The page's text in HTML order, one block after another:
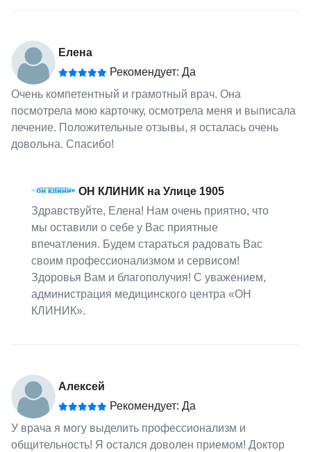
Елена
Рекомендует: Да
Очень компетентный и грамотный врач. Она
посмотрела мою карточку, осмотрела меня и выписала
лечение. Положительные отзывы, я осталась очень
довольна. Спасибо!
ОН КЛИНИК на Улице 1905
Здравствуйте, Елена! Нам очень приятно, что
мы оставили о себе у Вас приятные
впечатления. Будем стараться радовать Вас
своим профессионализмом и сервисом!
Здоровья Вам и благополучия! С уважением,
администрация медицинского центра «ОН
КЛИНИК».
Алексей
Рекомендует: Да
У врача я могу выделить профессионализм и
общительность! Я остался доволен приемом! Доктор